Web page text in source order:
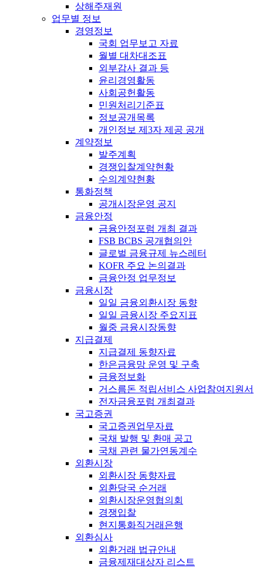
상해주재원
업무별 정보
경영정보
국회 업무보고 자료
월별 대차대조표
외부감사 결과 등
윤리경영활동
사회공헌활동
민원처리기준표
정보공개목록
개인정보 제3자 제공 공개
계약정보
발주계획
경쟁입찰계약현황
수의계약현황
통화정책
공개시장운영 공지
금융안정
금융안정포럼 개최 결과
FSB BCBS 공개협의안
글로벌 금융규제 뉴스레터
KOFR 주요 논의결과
금융안정 업무정보
금융시장
일일 금융외환시장 동향
일일 금융시장 주요지표
월중 금융시장동향
지급결제
지급결제 동향자료
한은금융망 운영 및 구축
금융정보화
거스름돈 적립서비스 사업참여지원서
전자금융포럼 개최결과
국고증권
국고증권업무자료
국채 발행 및 환매 공고
국채 관련 물가연동계수
외환시장
외환시장 동향자료
외환당국 순거래
외환시장운영협의회
경쟁입찰
현지통화직거래은행
외환심사
외환거래 법규안내
금융제재대상자 리스트